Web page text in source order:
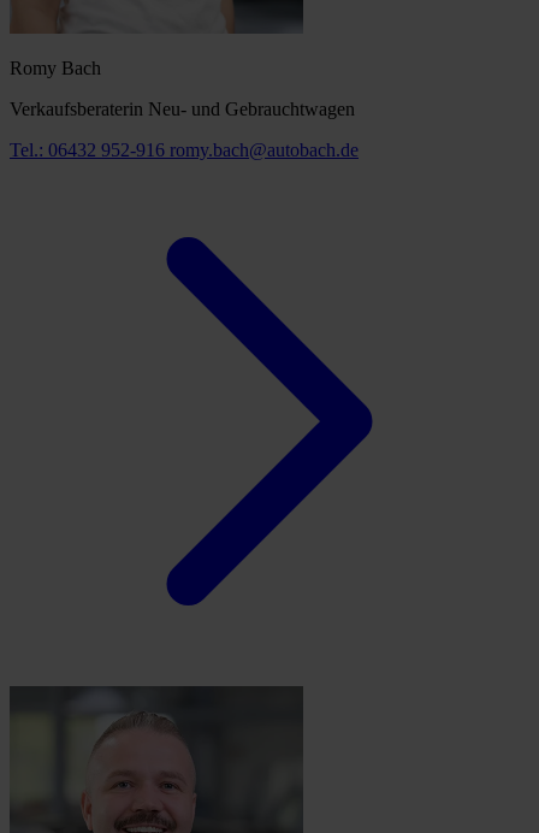
Romy Bach
Verkaufsberaterin Neu- und Gebrauchtwagen
Tel.: 06432 952-916 romy.bach@autobach.de